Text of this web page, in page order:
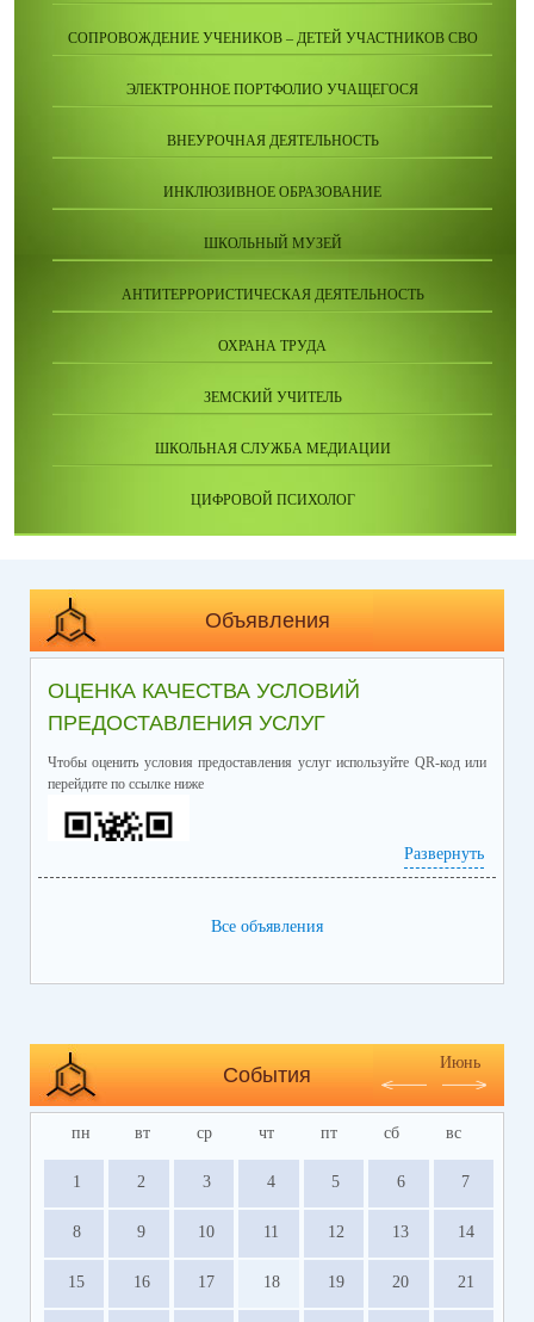
СОПРОВОЖДЕНИЕ УЧЕНИКОВ – ДЕТЕЙ УЧАСТНИКОВ СВО
ЭЛЕКТРОННОЕ ПОРТФОЛИО УЧАЩЕГОСЯ
ВНЕУРОЧНАЯ ДЕЯТЕЛЬНОСТЬ
ИНКЛЮЗИВНОЕ ОБРАЗОВАНИЕ
ШКОЛЬНЫЙ МУЗЕЙ
АНТИТЕРРОРИСТИЧЕСКАЯ ДЕЯТЕЛЬНОСТЬ
ОХРАНА ТРУДА
ЗЕМСКИЙ УЧИТЕЛЬ
ШКОЛЬНАЯ СЛУЖБА МЕДИАЦИИ
ЦИФРОВОЙ ПСИХОЛОГ
Объявления
ОЦЕНКА КАЧЕСТВА УСЛОВИЙ
ПРЕДОСТАВЛЕНИЯ УСЛУГ
Чтобы оценить условия предоставления услуг используйте QR-код или
перейдите по ссылке ниже
Развернуть
Все объявления
События
Июнь
пн вт ср чт пт сб вс
1 2 3 4 5 6 7
8 9 10 11 12 13 14
15 16 17 18 19 20 21